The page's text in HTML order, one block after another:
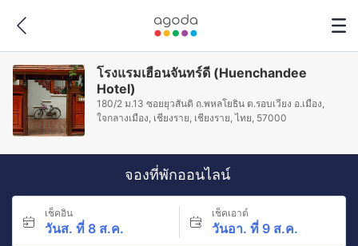
โรงแรมเฮือนจันทร์ดี (Huenchandee
Hotel)
180/2 ม.13 ซอยยุวสันติ ถ.พหลโยธิน ต.รอบเวียง อ.เมือง,
ใจกลางเมือง, เชียงราย, เชียงราย, ไทย, 57000
จองที่พักออนไลน์
เช็คอิน
วันส. ที่ 8 ส.ค.
เช็คเอาต์
วันอา. ที่ 9 ส.ค.